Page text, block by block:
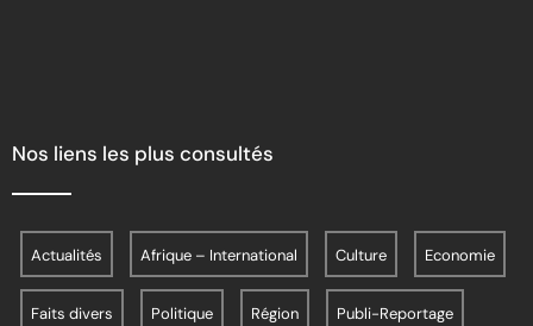
Nos liens les plus consultés
Actualités Afrique – International Culture Economie
Faits divers Politique Région Publi-Reportage